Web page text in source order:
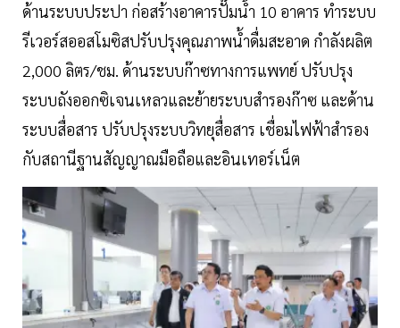
ด้านระบบประปา ก่อสร้างอาคารปั๊มน้ำ 10 อาคาร ทําระบบ
รีเวอร์สออสโมซิสปรับปรุงคุณภาพน้ำดื่มสะอาด กําลังผลิต
2,000 ลิตร/ชม. ด้านระบบก๊าซทางการแพทย์ ปรับปรุง
ระบบถังออกซิเจนเหลวและย้ายระบบสํารองก๊าซ และด้าน
ระบบสื่อสาร ปรับปรุงระบบวิทยุสื่อสาร เชื่อมไฟฟ้าสํารอง
กับสถานีฐานสัญญาณมือถือและอินเทอร์เน็ต